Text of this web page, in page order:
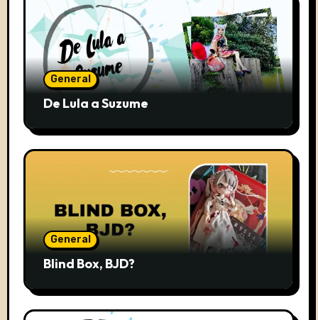
General
De Lula a Suzume
General
Blind Box, BJD?